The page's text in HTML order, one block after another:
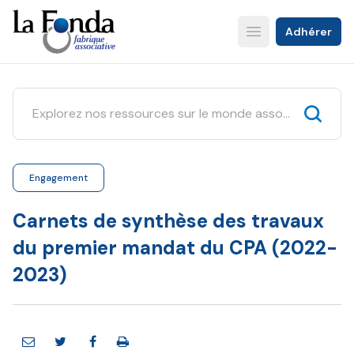
Aller
au
contenu
principal
Open main menu
Adhérer
Engagement
Carnets de synthèse des travaux
du premier mandat du CPA (2022-
2023)